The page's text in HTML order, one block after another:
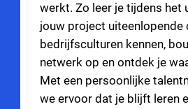
werkt. Zo leer je tijdens het
jouw project uiteenlopende
bedrijfsculturen kennen,
netwerk op en ontdek je
Met een persoonlijke
we ervoor dat je blijft leren